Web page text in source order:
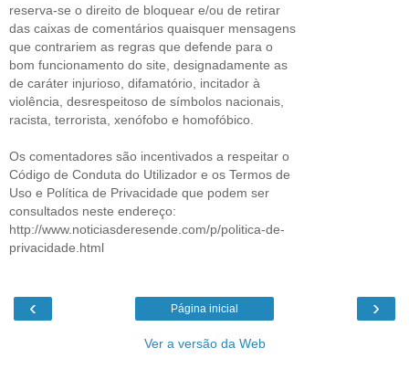
reserva-se o direito de bloquear e/ou de retirar
das caixas de comentários quaisquer mensagens
que contrariem as regras que defende para o
bom funcionamento do site, designadamente as
de caráter injurioso, difamatório, incitador à
violência, desrespeitoso de símbolos nacionais,
racista, terrorista, xenófobo e homofóbico.
Os comentadores são incentivados a respeitar o
Código de Conduta do Utilizador e os Termos de
Uso e Política de Privacidade que podem ser
consultados neste endereço:
http://www.noticiasderesende.com/p/politica-de-
privacidade.html
‹ ›
Página inicial
Ver a versão da Web